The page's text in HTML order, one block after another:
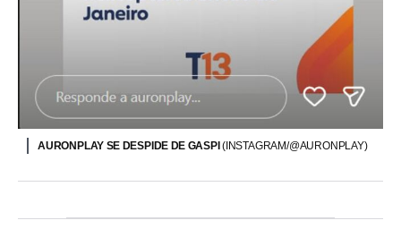
AURONPLAY SE DESPIDE DE GASPI(INSTAGRAM/@AURONPLAY)